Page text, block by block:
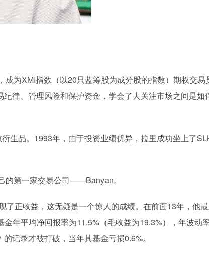
为XMI指数（以20只蓝筹股为成分股的指数）期权交易
律、管理风险和保护资金，学会了去关注市场之间是如
生品。1993年，由于投资业绩优异，拉里成功坐上了
的第一家交易公司——Banyan。
了正收益，这无疑是一个惊人的成绩。在前面13年，他
年平均净回报率为11.5%（毛收益为19.3%），年波动
的记录才被打破，当年其基金亏损0.6%。